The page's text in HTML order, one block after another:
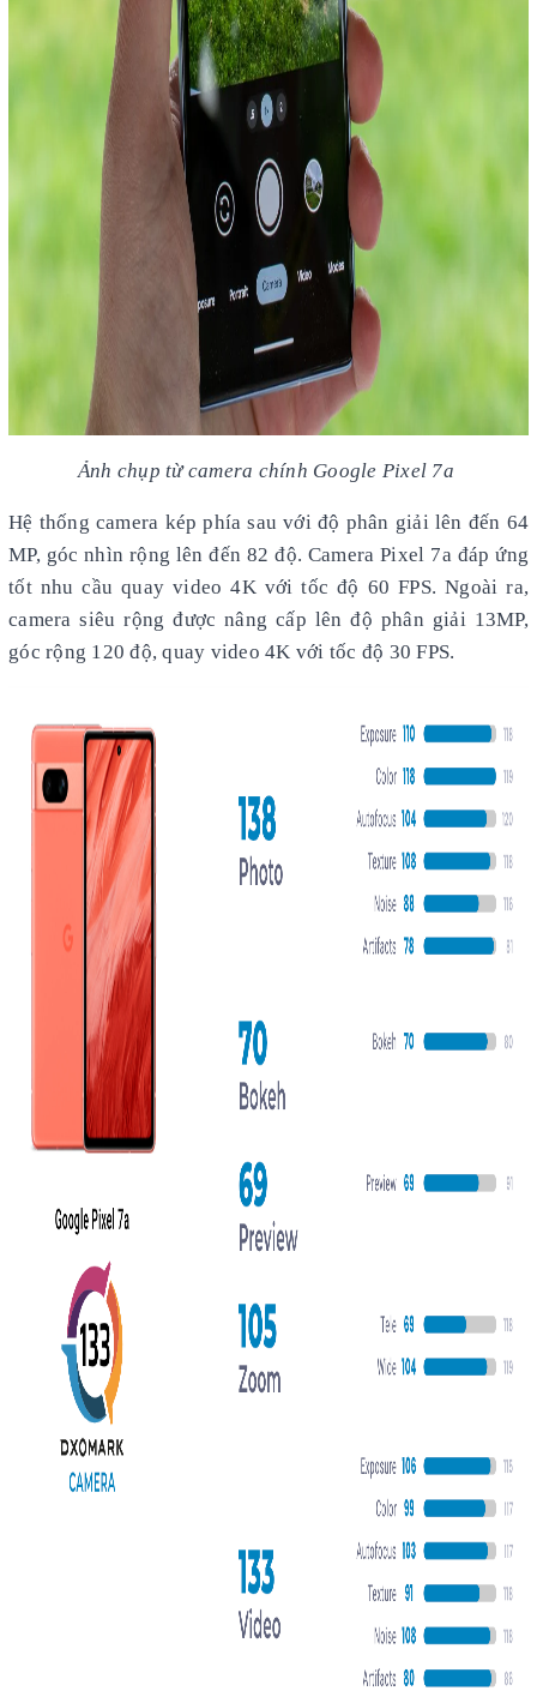
Ảnh chụp từ camera chính Google Pixel 7a
Hệ thống camera kép phía sau với độ phân giải lên đến 64
MP, góc nhìn rộng lên đến 82 độ. Camera Pixel 7a đáp ứng
tốt nhu cầu quay video 4K với tốc độ 60 FPS. Ngoài ra,
camera siêu rộng được nâng cấp lên độ phân giải 13MP,
góc rộng 120 độ, quay video 4K với tốc độ 30 FPS.